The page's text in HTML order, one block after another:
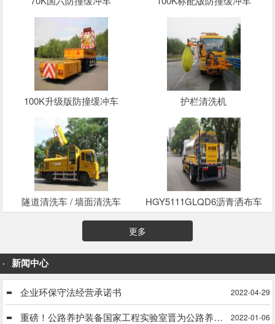
100K升级版防撞缓冲车 护栏清洗机
隧道清洗车 / 墙面清洗车 HGY5111GLQD6沥青洒布车
更多
新闻中心
企业环保守法经营承诺书 2022-04-29
重磅！公路养护装备国家工程实验室晋为公路养护装备国家工程研究中心 2022-01-06